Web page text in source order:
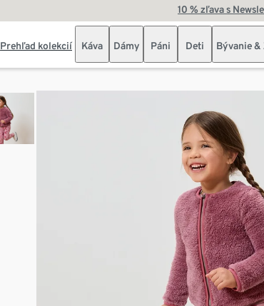
10 % zľava s
Prehľad kolekcií Káva Dámy Páni Deti Bývanie &